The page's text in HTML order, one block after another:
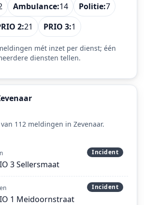
Ambulance:14 Politie:7
2:21 PRIO 3:1
mét inzet per dienst; één
diensten tellen.
112 meldingen in Zevenaar.
Incident
3 Sellersmaat
Incident
1 Meidoornstraat